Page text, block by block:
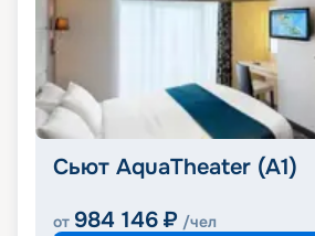
Сьют AquaTheater (A1)
от 984 146 ₽ /чел